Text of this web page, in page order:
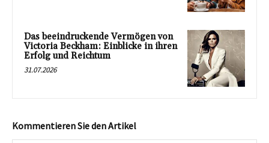
Das beeindruckende Vermögen von
Victoria Beckham: Einblicke in ihren
Erfolg und Reichtum
31.07.2026
Kommentieren Sie den Artikel